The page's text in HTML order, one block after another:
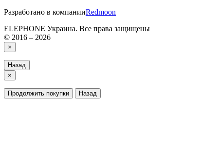
Разработано в компанииRedmoon
ELEPHONE Украина. Все права защищены
© 2016 – 2026
×
Назад
×
Продолжить покупки Назад